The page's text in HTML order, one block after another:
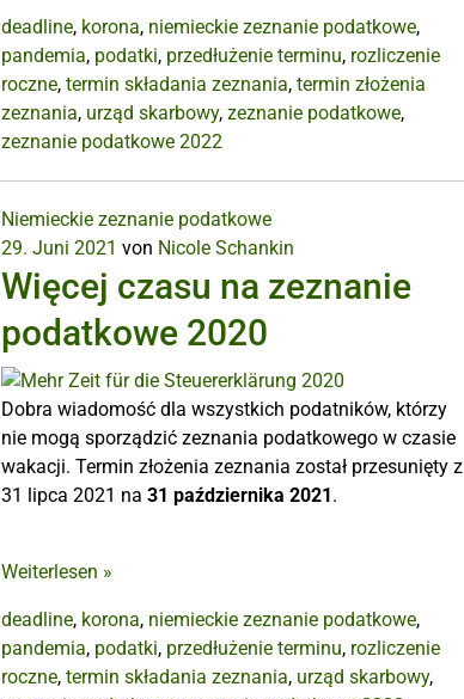
deadline, korona, niemieckie zeznanie podatkowe,
pandemia, podatki, przedłużenie terminu, rozliczenie
roczne, termin składania zeznania, termin złożenia
zeznania, urząd skarbowy, zeznanie podatkowe,
zeznanie podatkowe 2022
Niemieckie zeznanie podatkowe
29. Juni 2021 von Nicole Schankin
Więcej czasu na zeznanie
podatkowe 2020
Dobra wiadomość dla wszystkich podatników, którzy
nie mogą sporządzić zeznania podatkowego w czasie
wakacji. Termin złożenia zeznania został przesunięty z
31 lipca 2021 na 31 października 2021.
Weiterlesen »
deadline, korona, niemieckie zeznanie podatkowe,
pandemia, podatki, przedłużenie terminu, rozliczenie
roczne, termin składania zeznania, urząd skarbowy,